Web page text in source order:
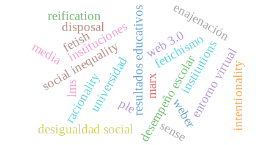
universidad
fetichismo
resultados educativosdesempeño escolar
social inequality
desigualdad social
racionality weber
institutions
instituciones
fetish
disposal
reification enajenación
marx
media
ple
lms entorno virtual
web 3.0
intentionality
sense